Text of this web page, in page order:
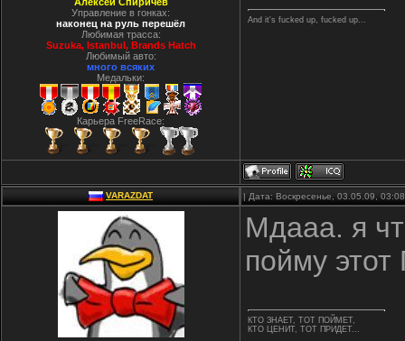
Управление в гонках:
наконец на руль перешёл
Любимая трасса:
Suzuka, Istanbul, Вrands Hatch
Любимый авто:
много всяких
Медальки:
Карьера FreeRace:
And it's fucked up, fucked up...
VARAZDAT | Дата: Воскресенье, 03.05.09,
Мдааа. я
пойму
КТО ЗНАЕТ, ТОТ ПОЙМЕТ,
КТО ЦЕНИТ, ТОТ ПРИДЕТ...